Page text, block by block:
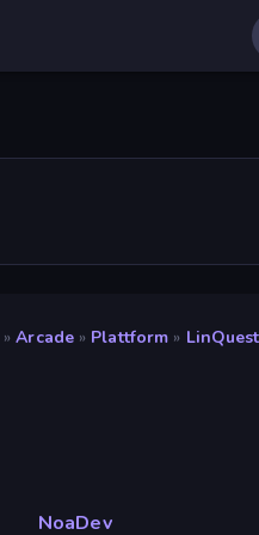
» Arcade » Plattform » LinQuest
NoaDev